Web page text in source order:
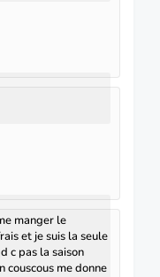
manger le
et je suis la seule
c pas la saison
couscous me donne